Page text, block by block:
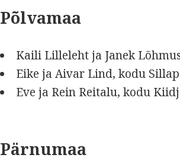
Põlvamaa
Kaili Lilleleht ja Janek
Eike ja Aivar Lind, kodu
Eve ja Rein Reitalu, kodu
Pärnumaa